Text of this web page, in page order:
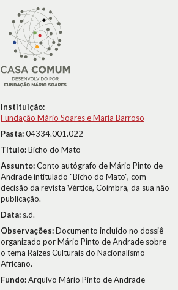
Instituição:
Fundação Mário Soares e Maria Barroso
Pasta:04334.001.022
Título:Bicho do Mato
Assunto:Conto autógrafo de Mário Pinto de
Andrade intitulado "Bicho do Mato", com
decisão da revista Vértice, Coimbra, da sua não
publicação.
Data: s.d.
Observações:Documento incluído no dossiê
organizado por Mário Pinto de Andrade sobre
o tema Raízes Culturais do Nacionalismo
Africano.
Fundo:Arquivo Mário Pinto de Andrade